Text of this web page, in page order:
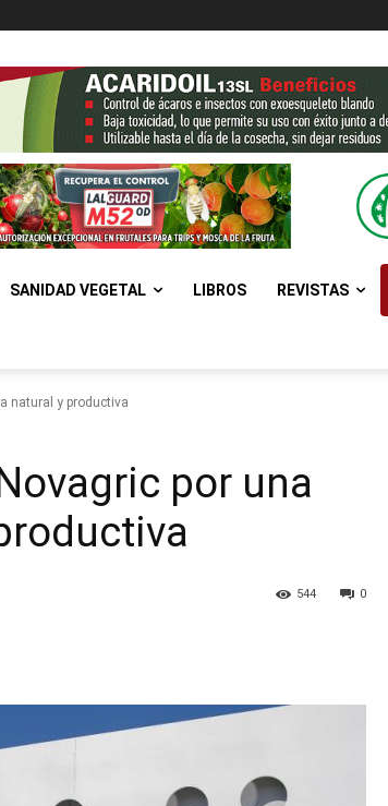
SANIDAD VEGETAL LIBROS REVISTAS
natural y productiva
por una
0
544